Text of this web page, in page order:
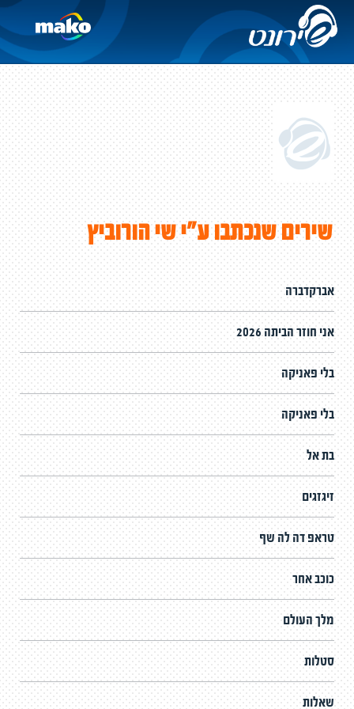
שירים שנכתבו ע"י שי הורוביץ
אברקדברה
אני חוזר הביתה 2026
בלי פאניקה
בלי פאניקה
בת אל
זיגזגים
טראפ דה לה שף
כוכב אחר
מלך העולם
סטלות
שאלות